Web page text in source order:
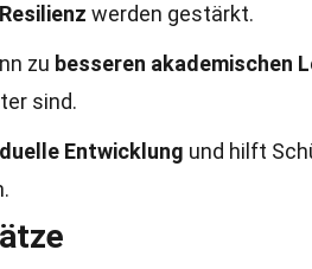
Resilienz werden gestärkt.
zu besseren akademischen
sind.
Entwicklung und hilft